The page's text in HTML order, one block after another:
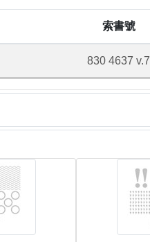
索書號
830 4637 v.7